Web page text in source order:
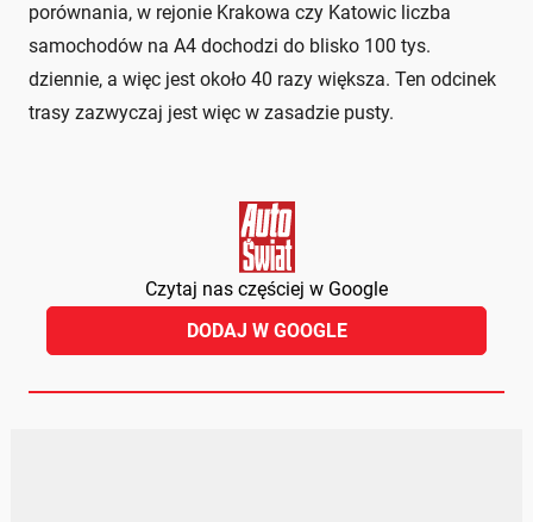
porównania, w rejonie Krakowa czy Katowic liczba
samochodów na A4 dochodzi do blisko 100 tys.
dziennie, a więc jest około 40 razy większa. Ten odcinek
trasy zazwyczaj jest więc w zasadzie pusty.
Czytaj nas częściej w Google
DODAJ W GOOGLE